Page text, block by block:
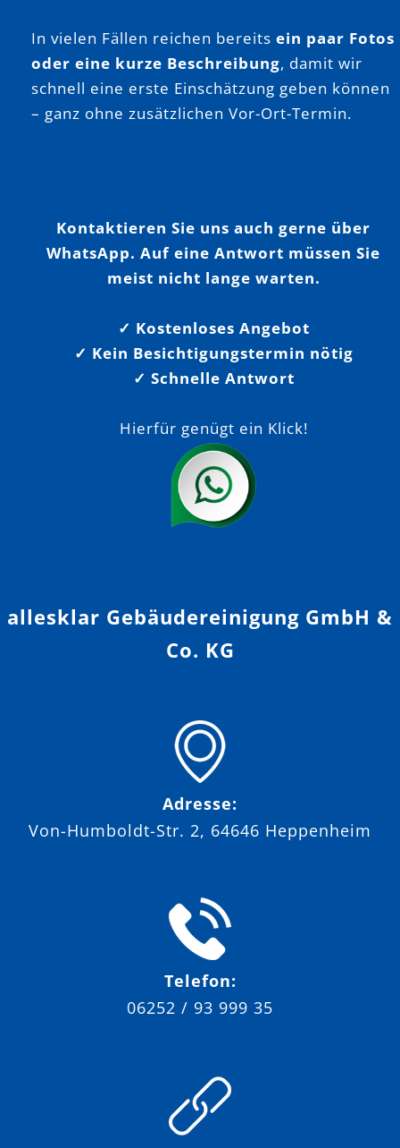
In vielen Fällen reichen bereits ein paar Fotos
oder eine kurze Beschreibung, damit wir
schnell eine erste Einschätzung geben können
– ganz ohne zusätzlichen Vor-Ort-Termin.
Kontaktieren Sie uns auch gerne über
WhatsApp. Auf eine Antwort müssen Sie
meist nicht lange warten.
✓ Kostenloses Angebot
✓ Kein Besichtigungstermin nötig
✓ Schnelle Antwort
Hierfür genügt ein Klick!
allesklar Gebäudereinigung GmbH &
Co. KG
Adresse:
Von-Humboldt-Str. 2, 64646 Heppenheim
Telefon:
06252 / 93 999 35